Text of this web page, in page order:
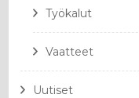
Työkalut
Vaatteet
Uutiset